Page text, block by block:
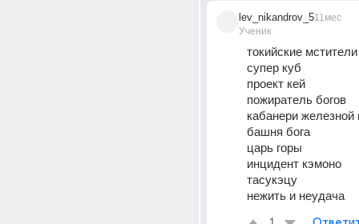
lev_nikandrov_5
Ученик
11мес
токийские мстители
супер куб
проект кей
пожиратель богов
кабанери железной
башня бога
царь горы
инцидент кэмоно
тасукэцу
нежить и неудача